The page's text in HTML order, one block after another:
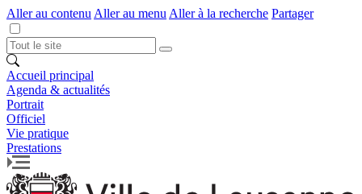
Aller au contenu Aller au menu Aller à la recherche Partager
Accueil principal
Agenda & actualités
Portrait
Officiel
Vie pratique
Prestations